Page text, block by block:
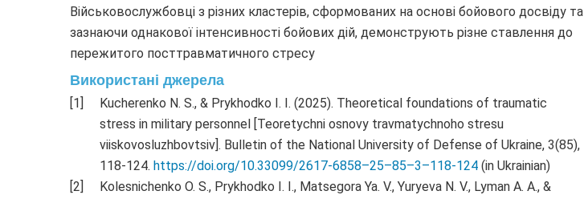
Військовослужбовці з різних кластерів, сформованих на основі бойового досвіду та
зазнаючи однакової інтенсивності бойових дій, демонструють різне ставлення до
пережитого посттравматичного стресу
Використані джерела
Kucherenko N. S., & Prykhodko I. I. (2025). Theoretical foundations of traumatic
stress in military personnel [Teoretychni osnovy travmatychnoho stresu
viiskovosluzhbovtsiv]. Bulletin of the National University of Defense of Ukraine, 3(85),
118-124. https://doi.org/10.33099/2617-6858–25–85–3–118-124 (in Ukrainian)
Kolesnichenko O. S., Prykhodko I. I., Matsegora Ya. V., Yuryeva N. V., Lyman A. A., &